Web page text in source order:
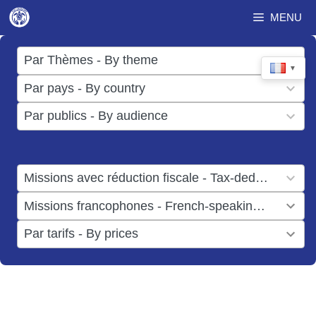
Aller
au
contenu
MENU
▼
Par Thèmes - By theme
17
results
available
Par pays - By country
50
results
available
Par publics - By audience
results
Missions avec réduction fiscale - Tax-deductible missions
result
available
Missions francophones - French-speaking missions
result
available
Par tarifs - By prices
results
available